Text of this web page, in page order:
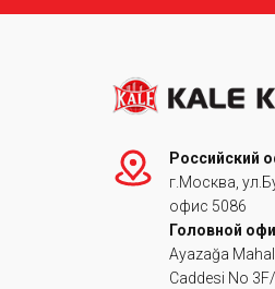
Российский
г.Москва,
офис 5086
Головной
Ayazağa
Caddesi No